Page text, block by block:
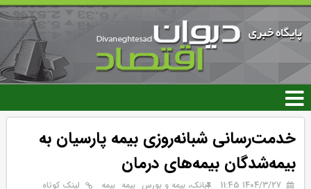
رفتن
محتوای
اصلی
خدمت‌رسانی شبانه‌روزی بیمه پارسیان به
بیمه‌شدگان بیمه‌های درمان
۱۴۰۴/۳/۲۷ 11:45 بانک، بیمه و بورس بيمه بیمه
لینک کوتاه